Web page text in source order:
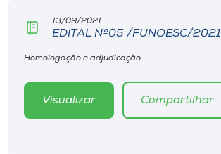
13/09/2021
EDITAL Nº05 /FUNOESC/2021
Homologação e adjudicação.
Visualizar Compartilhar